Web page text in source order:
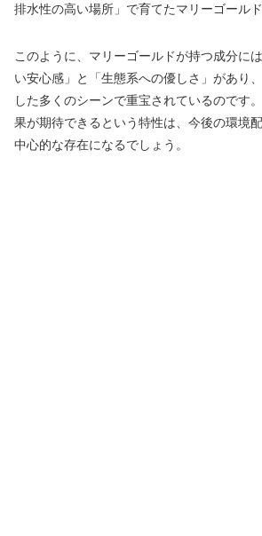
排水性の高い場所」で育てたマリーゴールド
このように、マリーゴールドが持つ成分に
い安心感」と「生態系への優しさ」があり
した多くのシーンで重宝されているのです
果が期待できるという特性は、今後の環境
中心的な存在になるでしょう。